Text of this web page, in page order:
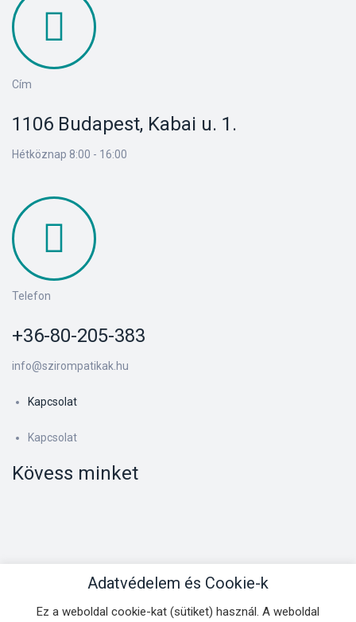
Cím
1106 Budapest, Kabai u. 1.
Hétköznap 8:00 - 16:00
Telefon
+36-80-205-383
info@szirompatikak.hu
Kapcsolat
Kapcsolat
Kövess minket
Kapcsolat
Adatvédelem és Cookie-k
Ez a weboldal cookie-kat (sütiket) használ. A weboldal